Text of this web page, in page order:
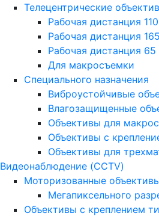
Телецентрические
Рабочая дистанция
Рабочая дистанция
Рабочая дистанция
Для макросъемки
Специального назначения
Виброустойчивые
Влагозащищенные
Объективы для
Объективы с
Объективы для
Видеонаблюдение (CCTV)
Моторизованные
Мегапиксельного
Объективы с креплением